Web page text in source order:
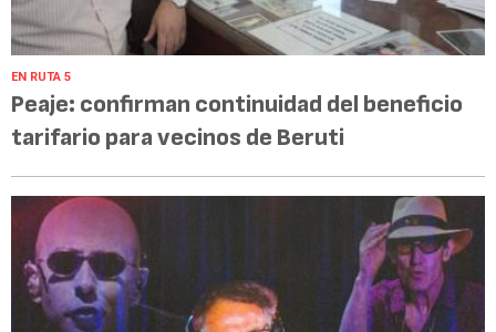
EN RUTA 5
Peaje: confirman continuidad del beneficio
tarifario para vecinos de Beruti